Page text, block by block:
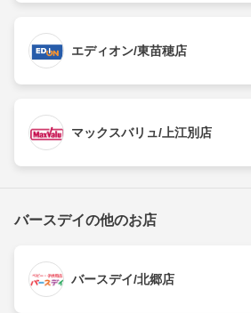
エディオン/東苗穂店
マックスバリュ/上江別店
バースデイの他のお店
バースデイ/北郷店